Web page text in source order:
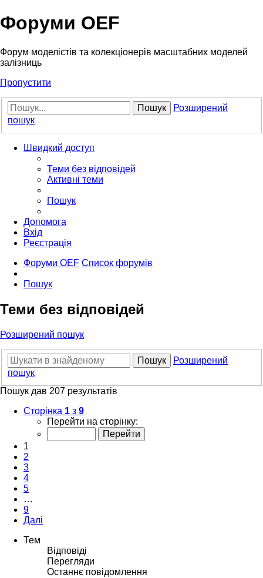
Форуми OEF
Форум моделістів та колекціонерів масштабних моделей
залізниць
Пропустити
Пошук
Розширений
пошук
Швидкий доступ
Теми без відповідей
Активні теми
Пошук
Допомога
Вхід
Реєстрація
Форуми OEF Список форумів
Пошук
Теми без відповідей
Розширений пошук
Пошук
Розширений
пошук
Пошук дав 207 результатів
Сторінка 1 з 9
Перейти на сторінку:
1
2
3
4
5
…
9
Далі
Тем
Відповіді
Перегляди
Останнє повідомлення